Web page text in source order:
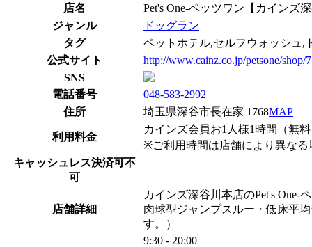
店名
Pet's One-ペッツワン【カインズ深
ジャンル
ドッグラン
タグ
ペットホテル,セルフウォッシュ,
公式サイト
http://www.cainz.co.jp/petsone/shop/
SNS
電話番号
048-583-2992
住所
埼玉県深谷市長在家 1768MAP
利用料金
カインズ会員お1人様1時間（無料
※ご利用時間は店舗により異なる
キャッシュレス決済可不
可
店舗詳細
カインズ深谷川本店のPet's One-
肉球型ジャンプスルー・低床平
す。）
9:30 - 20:00